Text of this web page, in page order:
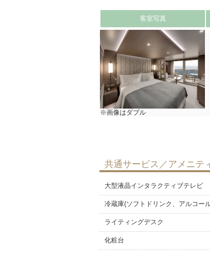
客室写真
※画像はダブル
共通サービス／アメニテ
大型液晶インタラクティブテレビ
冷蔵庫(ソフトドリンク、アルコー
ライティングデスク
化粧台